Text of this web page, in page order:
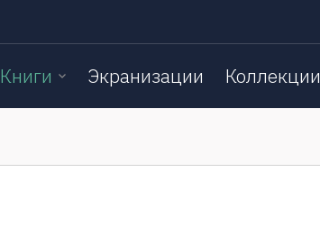
Книги Экранизации Коллекции